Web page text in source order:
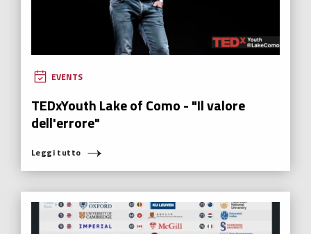
EVENTS
TEDxYouth Lake of Como - "Il valore
dell'errore"
Leggi tutto